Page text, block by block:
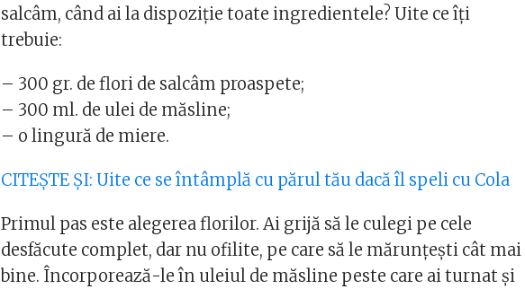
salcâm, când ai la dispoziţie toate ingredientele? Uite ce îţi
trebuie:
– 300 gr. de flori de salcâm proaspete;
– 300 ml. de ulei de măsline;
– o lingură de miere.
CITEŞTE ŞI: Uite ce se întâmplă cu părul tău dacă îl speli cu Cola
Primul pas este alegerea florilor. Ai grijă să le culegi pe cele
desfăcute complet, dar nu ofilite, pe care să le mărunţeşti cât mai
bine. Încorporează-le în uleiul de măsline peste care ai turnat şi